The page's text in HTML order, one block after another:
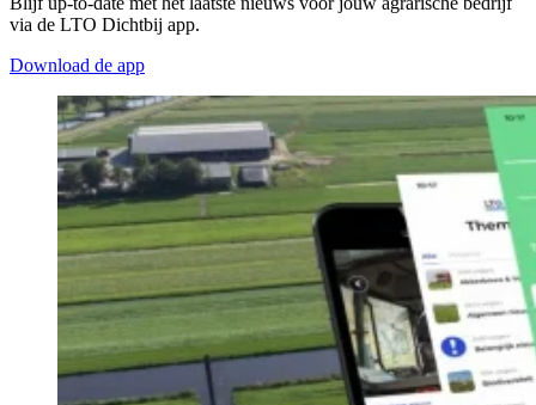
via de LTO Dichtbij app.
Download de app